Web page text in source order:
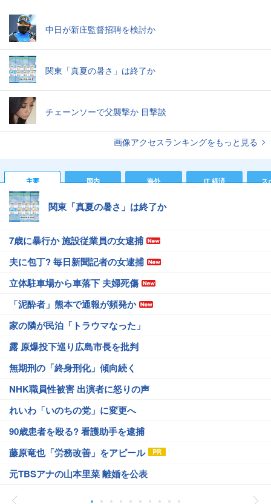
中日が新庄監督招聘を検討か
関東「真夏の暑さ」は終了か
チェーンソーで父襲撃か 目撃談
画像アクセスランキングをもっと見る
主要 国内 海外 IT 経済 ス
関東「真夏の暑さ」は終了か
7歳に暴行か 施設従業員の女逮捕
夫に包丁? 毎日新聞記者の女逮捕
立体駐車場から車落下 夫婦死傷
「泥酔者」熊本で通報が頻発か
家の隣が民泊「トラウマなった」
露 原爆投下巡り広島市長を批判
無期刑の「終身刑化」傾向続く
NHK職員性被害 出演者に怒りの声
れいわ「いのちの党」に変更へ
90歳患者を殴る? 看護助手を逮捕
藤原竜也「労務改善」をアピール
元TBSアナの山本里菜 離婚を公表